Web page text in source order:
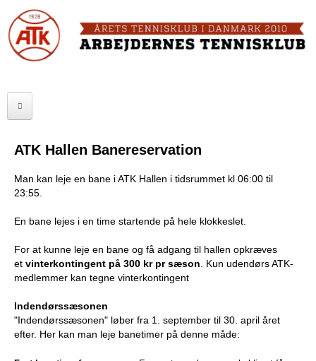
to
main
b
d
e
n
e
FORSIDE
JUNIOR
MOTIONISTER
TURNERINGER
RANGLISTER
MAKKERBØRS
PADEL I ATK
ATK Hallen Banereservation
Man kan leje en bane i ATK Hallen i tidsrummet kl 06:00 til
23:55.
En bane lejes i en time startende på hele klokkeslet.
For at kunne leje en bane og få adgang til hallen opkræves
et vinterkontingent på 300 kr pr sæson. Kun udendørs ATK-
medlemmer kan tegne vinterkontingent
Indendørssæsonen
"Indendørssæsonen" løber fra 1. september til 30. april året
efter. Her kan man leje banetimer på denne måde: